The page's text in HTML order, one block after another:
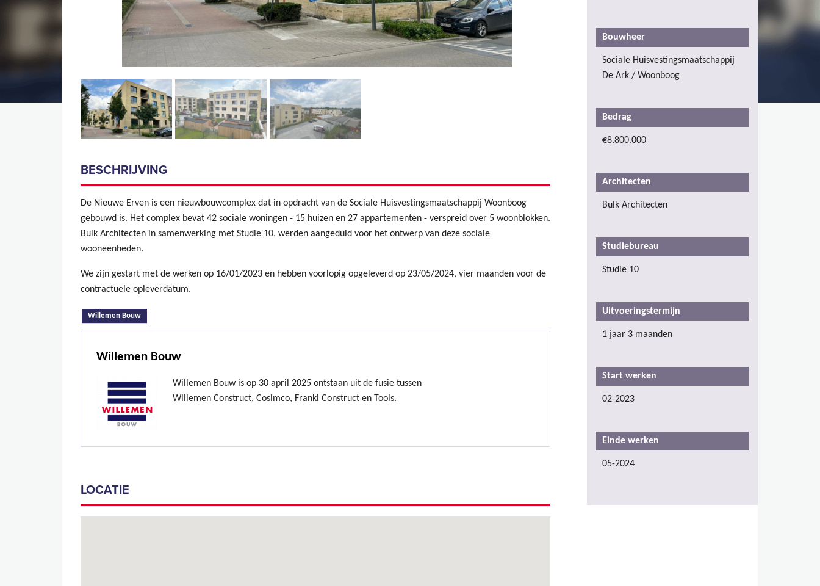
BESCHRIJVING
De Nieuwe Erven is een nieuwbouwcomplex dat in opdracht van de Sociale Huisvestingsmaatschappij Woonboog
gebouwd is. Het complex bevat 42 sociale woningen - 15 huizen en 27 appartementen - verspreid over 5 woonblokken.
Bulk Architecten in samenwerking met Studie 10, werden aangeduid voor het ontwerp van deze sociale
wooneenheden.
We zijn gestart met de werken op 16/01/2023 en hebben voorlopig opgeleverd op 23/05/2024, vier maanden voor de
contractuele opleverdatum.
Willemen Bouw
Willemen Bouw
Willemen Bouw is op 30 april 2025 ontstaan uit de fusie tussen
Willemen Construct, Cosimco, Franki Construct en Tools.
LOCATIE
Bouwheer
Sociale Huisvestingsmaatschappij
De Ark / Woonboog
Bedrag
€8.800.000
Architecten
Bulk Architecten
Studiebureau
Studie 10
Uitvoeringstermijn
1 jaar 3 maanden
Start werken
02-2023
Einde werken
05-2024